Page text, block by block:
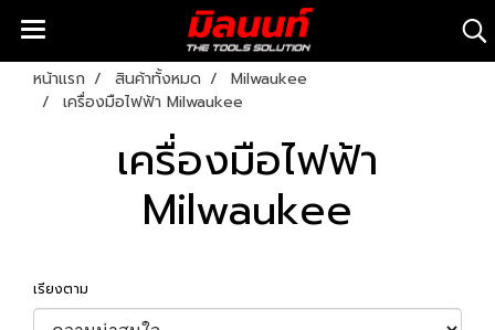
หน้าแรก สินค้าทั้งหมด
Milwaukee
เครื่องมือไฟฟ้า Milwaukee
เครื่องมือไฟฟ้า
Milwaukee
เรียงตาม